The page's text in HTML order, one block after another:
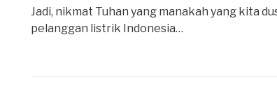
Jadi, nikmat Tuhan yang manakah yang kita
pelanggan listrik Indonesia…